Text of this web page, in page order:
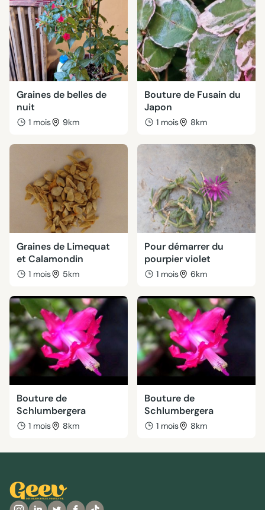
Graines de belles de
nuit
1 mois 9km
Bouture de Fusain du
Japon
1 mois 8km
Graines de Limequat
et Calamondin
1 mois 5km
Pour démarrer du
pourpier violet
1 mois 6km
Bouture de
Schlumbergera
1 mois 8km
Bouture de
Schlumbergera
1 mois 8km